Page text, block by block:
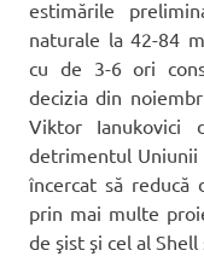
estimările
naturale la 42-84
cu de 3-6 ori
decizia din
Viktor Ianukovici
detrimentul Uniunii
încercat să reducă
prin mai multe
de şist şi cel al